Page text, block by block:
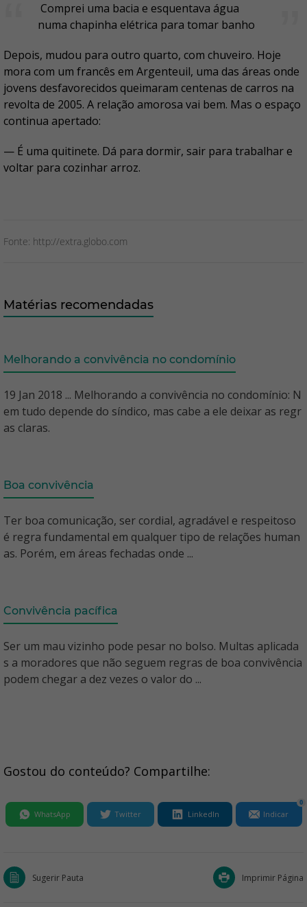
Comprei uma bacia e esquentava água
numa chapinha elétrica para tomar banho
Depois, mudou para outro quarto, com chuveiro. Hoje
mora com um francês em Argenteuil, uma das áreas onde
jovens desfavorecidos queimaram centenas de carros na
revolta de 2005. A relação amorosa vai bem. Mas o espaço
continua apertado:
— É uma quitinete. Dá para dormir, sair para trabalhar e
voltar para cozinhar arroz.
Fonte: http://extra.globo.com
Matérias recomendadas
Melhorando a convivência no condomínio
19 Jan 2018 ... Melhorando a convivência no condomínio: N
em tudo depende do síndico, mas cabe a ele deixar as regr
as claras.
Boa convivência
Ter boa comunicação, ser cordial, agradável e respeitoso
é regra fundamental em qualquer tipo de relações human
as. Porém, em áreas fechadas onde ...
Convivência pacífica
Ser um mau vizinho pode pesar no bolso. Multas aplicada
s a moradores que não seguem regras de boa convivência
podem chegar a dez vezes o valor do ...
Gostou do conteúdo? Compartilhe:
WhatsApp Twitter LinkedIn Indicar
0
Sugerir Pauta Imprimir Página